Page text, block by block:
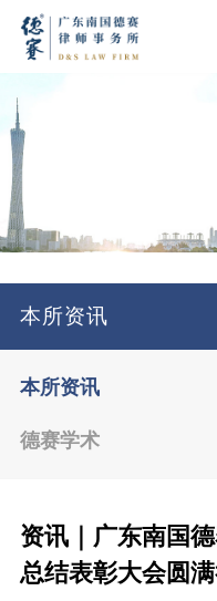
本所资讯
本所资讯
德赛学术
资讯｜广东南国
总结表彰大会圆